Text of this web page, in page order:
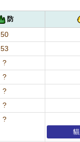
防
50
53
?
?
?
?
?